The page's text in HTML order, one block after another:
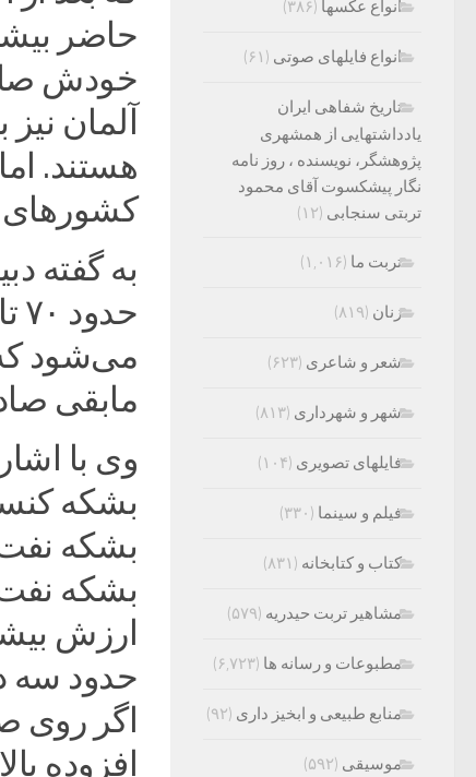
حاضر
خودش
آلمان
هستند.
به گفته
مابقی
وی با
بشکه
بشکه
ارزش
حدود سه
اگر روی
افزوده
انواع عکسها (۳۸۶)
انواع فایلهای صوتی (۶۱)
تاریخ شفاهی ایران
یادداشتهایی از همشهری
پژوهشگر، نویسنده ، روز نامه
نگار پیشکسوت آقای محمود
تربتی سنجابی (۱۲)
تربت ما (۱,۰۱۶)
زنان (۸۱۹)
شعر و شاعری (۶۲۳)
شهر و شهرداری (۸۱۳)
فایلهای تصویری (۱۰۴)
فیلم و سینما (۳۳۰)
کتاب و کتابخانه (۸۳۱)
مشاهیر تربت حیدریه (۵۷۹)
مطبوعات و رسانه ها (۶,۷۲۳)
منابع طبیعی و ابخیز داری (۹۲)
موسیقی (۵۹۲)